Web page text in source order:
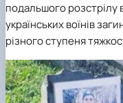
подальшого розстрілу
українських воїнів
різного ступеня